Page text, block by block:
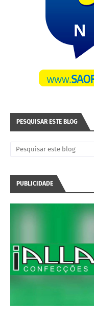
PESQUISAR ESTE BLOG
PUBLICIDADE